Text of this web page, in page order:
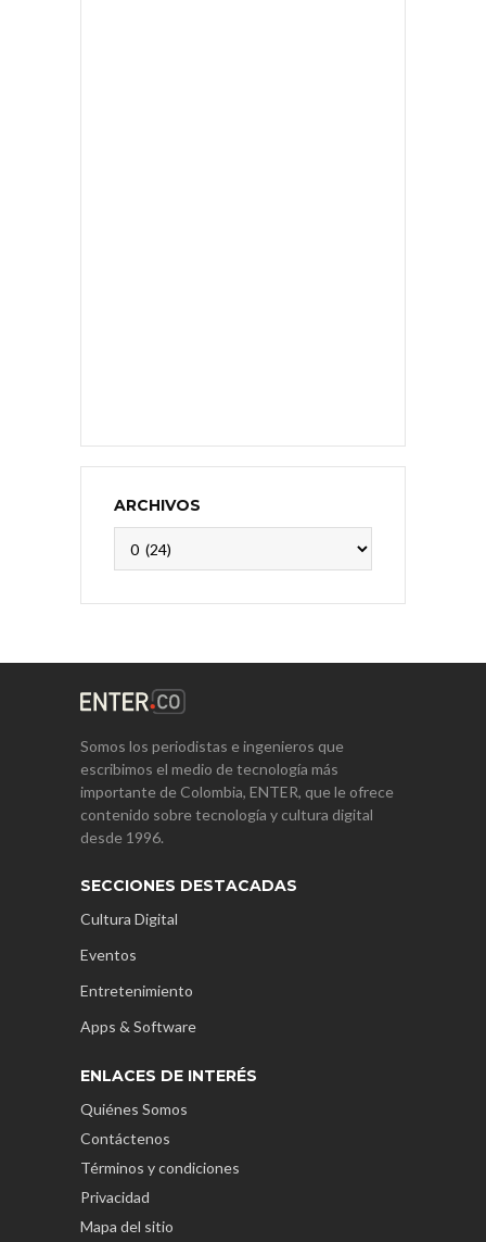
ARCHIVOS
Somos los periodistas e ingenieros que
escribimos el medio de tecnología más
importante de Colombia, ENTER, que le ofrece
contenido sobre tecnología y cultura digital
desde 1996.
SECCIONES DESTACADAS
Cultura Digital
Eventos
Entretenimiento
Apps & Software
ENLACES DE INTERÉS
Quiénes Somos
Contáctenos
Términos y condiciones
Privacidad
Mapa del sitio